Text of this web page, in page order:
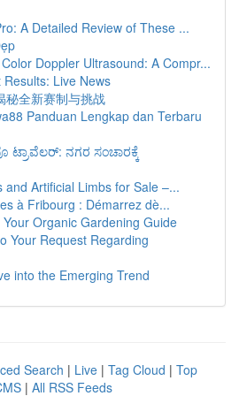
A Detailed Review of These ...
Doppler Ultrasound: A Compr...
Live News
秘全新赛制与挑战
Panduan Lengkap dan Terbaru
ಟ್ರಾವೆಲರ್: ನಗರ ಸಂಚಾರಕ್ಕೆ
and Artificial Limbs for Sale –...
à Fribourg : Démarrez dè...
Organic Gardening Guide
Your Request Regarding
into the Emerging Trend
Search | Live | Tag Cloud | Top
| All RSS Feeds